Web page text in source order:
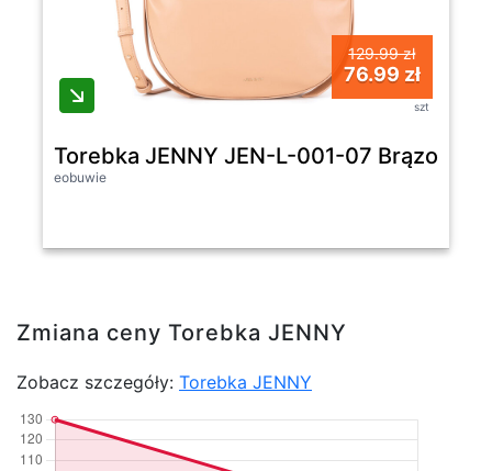
129.99 zł
76.99 zł
szt
Torebka JENNY JEN-L-001-07 Brązowy -
eobuwie
Zmiana ceny Torebka JENNY
Zobacz szczegóły: Torebka JENNY